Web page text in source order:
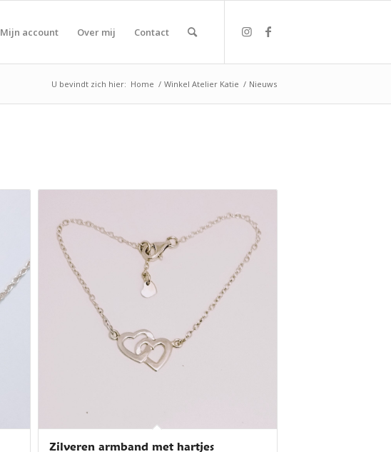
Mijn account Over mij Contact
U bevindt zich hier: Home / Winkel Atelier Katie / Nieuws
Zilveren armband met hartjes